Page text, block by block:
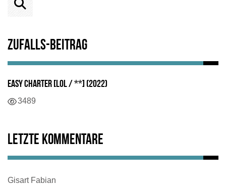
Zufalls-Beitrag
Easy Charter [LOL / **] (2022)
3489
Letzte Kommentare
Gisart Fabian